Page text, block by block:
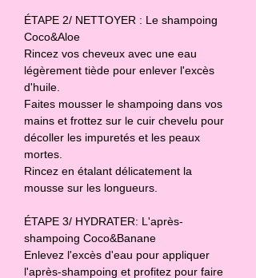
ÉTAPE 2/ NETTOYER : Le shampoing
Coco&Aloe
Rincez vos cheveux avec une eau
légèrement tiède pour enlever l'excès
d'huile.
Faites mousser le shampoing dans vos
mains et frottez sur le cuir chevelu pour
décoller les impuretés et les peaux
mortes.
Rincez en étalant délicatement la
mousse sur les longueurs.
ÉTAPE 3/ HYDRATER: L'après-
shampoing Coco&Banane
Enlevez l'excès d'eau pour appliquer
l'après-shampoing et profitez pour faire